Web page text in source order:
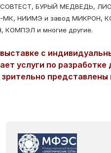
БУРЫЙ МЕДВЕДЬ,
НИИМЭ и завод МИКРОН,
и многие другие.
с
услуги по разработке
представлены